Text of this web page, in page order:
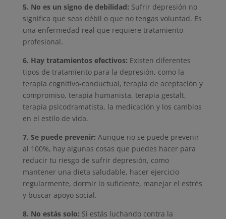
5. No es un signo de debilidad: Sufrir depresión no
significa que seas débil o que no tengas voluntad. Es
una enfermedad real que requiere tratamiento
profesional.
6. Hay tratamientos efectivos: Existen diferentes
tipos de tratamiento para la depresión, como la
terapia cognitivo-conductual, terapia de aceptación y
compromiso, terapia humanista, terapia gestalt,
terapia psicodramatista, la medicación y los cambios
en el estilo de vida.
7. Se puede prevenir: Aunque no se puede prevenir
al 100%, hay algunas cosas que puedes hacer para
reducir tu riesgo de sufrir depresión, como
mantener una dieta saludable, hacer ejercicio
regularmente, dormir lo suficiente, manejar el estrés
y buscar apoyo social.
8. No estás solo: Si estás luchando contra la